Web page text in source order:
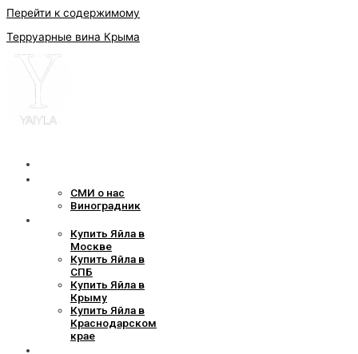
Перейти к содержимому
Терруарные вина Крыма
СМИ о нас
Виноградник
Купить Яйла в
Москве
Купить Яйла в
СПБ
Купить Яйла в
Крыму
Купить Яйла в
Краснодарском
крае